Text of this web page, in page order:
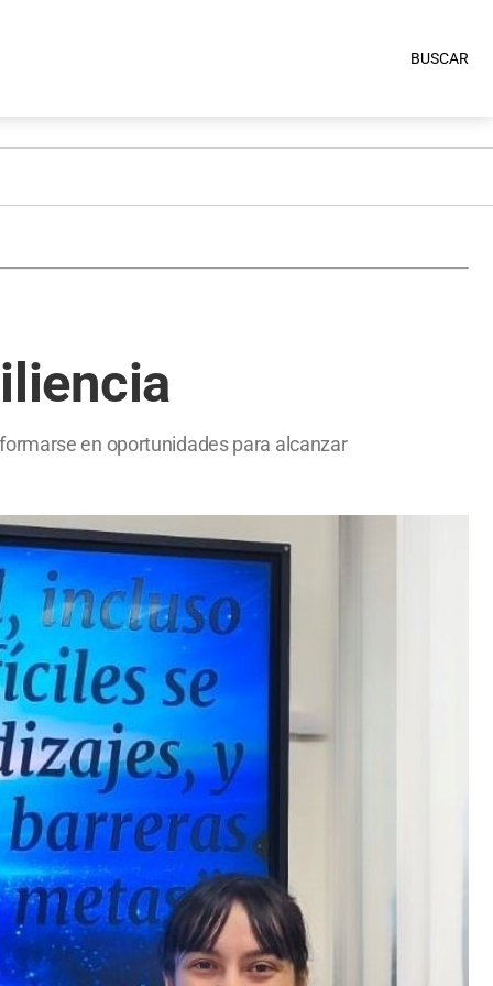
BUSCAR
en oportunidades para alcanzar